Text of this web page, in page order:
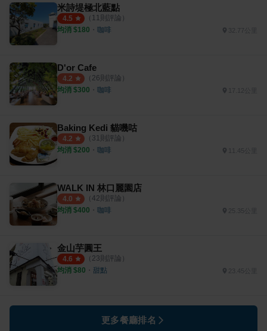
米詩堤極北藍點
4.5 （ 11則評論）
均消 $180 ・ 咖啡
D'or Cafe
4.2 （ 26則評論）
均消 $300 ・ 咖啡
Baking Kedi 貓嘰咕
4.2 （ 31則評論）
均消 $200 ・ 咖啡 11.45公里
WALK IN 林口麗園店
4.0 （ 42則評論）
均消 $400 ・ 咖啡 25.35公里
金山芋圓王
4.6 （ 23則評論）
均消 $80 ・ 甜點 23.45公里
更多餐廳排名